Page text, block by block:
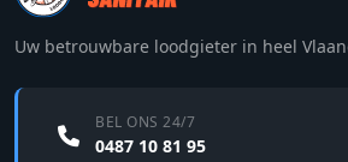
Uw betrouwbare loodgieter in heel
BEL ONS 24/7
0487 10 81 95